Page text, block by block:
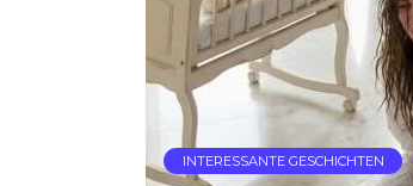
INTERESSANTE GESCHICHTEN